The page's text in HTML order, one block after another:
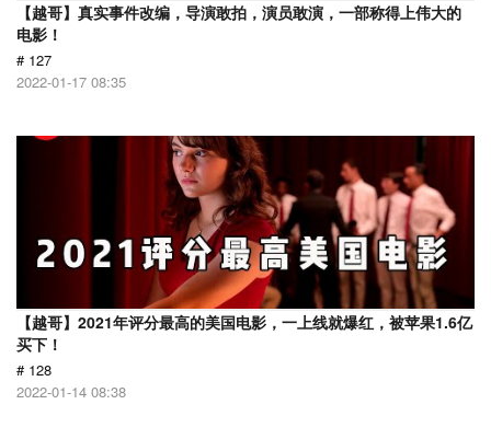
【越哥】真实事件改编，导演敢拍，演员敢演，一部称得上伟大的
电影！
# 127
2022-01-17 08:35
【越哥】2021年评分最高的美国电影，一上线就爆红，被苹果1.6亿
买下！
# 128
2022-01-14 08:38